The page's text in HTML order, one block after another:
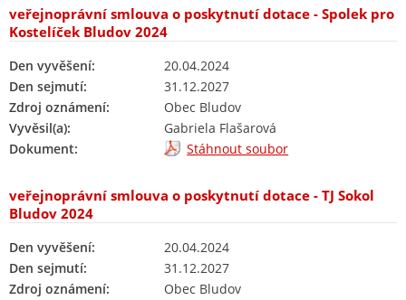
veřejnoprávní smlouva o poskytnutí dotace - Spolek pro
Kostelíček Bludov 2024
Den vyvěšení:
20.04.2024
Den sejmutí:
31.12.2027
Zdroj oznámení:
Obec Bludov
Vyvěsil(a):
Gabriela Flašarová
Dokument:
Stáhnout soubor
veřejnoprávní smlouva o poskytnutí dotace - TJ Sokol
Bludov 2024
Den vyvěšení:
20.04.2024
Den sejmutí:
31.12.2027
Zdroj oznámení:
Obec Bludov